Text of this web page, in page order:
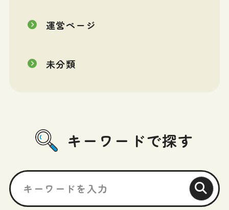
運営ページ
未分類
キーワードで探す